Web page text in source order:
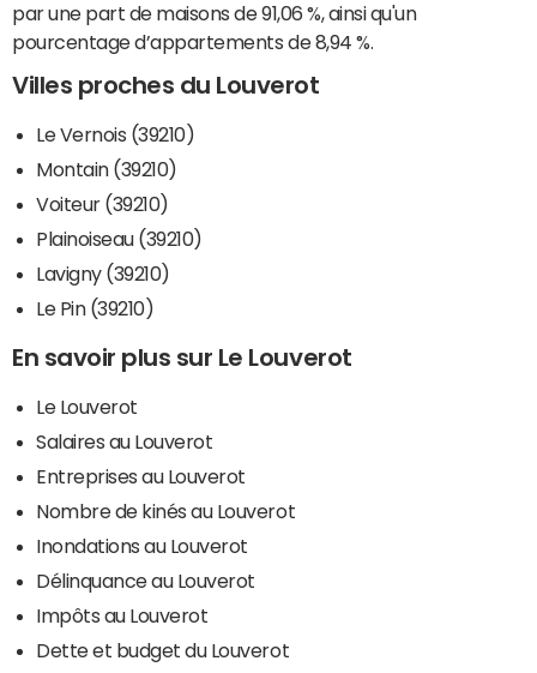
par une part de maisons de 91,06 %, ainsi qu'un
pourcentage d’appartements de 8,94 %.
Villes proches du Louverot
Le Vernois (39210)
Montain (39210)
Voiteur (39210)
Plainoiseau (39210)
Lavigny (39210)
Le Pin (39210)
En savoir plus sur Le Louverot
Le Louverot
Salaires au Louverot
Entreprises au Louverot
Nombre de kinés au Louverot
Inondations au Louverot
Délinquance au Louverot
Impôts au Louverot
Dette et budget du Louverot